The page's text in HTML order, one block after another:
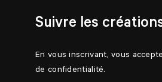
Suivre les
En vous inscrivant, vous
de confidentialité.